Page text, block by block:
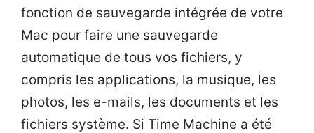
fonction de sauvegarde intégrée de votre
Mac pour faire une sauvegarde
automatique de tous vos fichiers, y
compris les applications, la musique, les
photos, les e-mails, les documents et les
fichiers système. Si Time Machine a été